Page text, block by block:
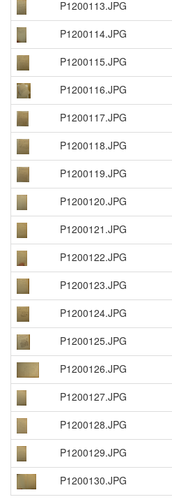
P1200113.JPG
P1200114.JPG
P1200115.JPG
P1200116.JPG
P1200117.JPG
P1200118.JPG
P1200119.JPG
P1200120.JPG
P1200121.JPG
P1200122.JPG
P1200123.JPG
P1200124.JPG
P1200125.JPG
P1200126.JPG
P1200127.JPG
P1200128.JPG
P1200129.JPG
P1200130.JPG